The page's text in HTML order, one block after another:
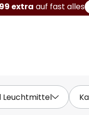
extra auf fast alles
Leuchtmittel